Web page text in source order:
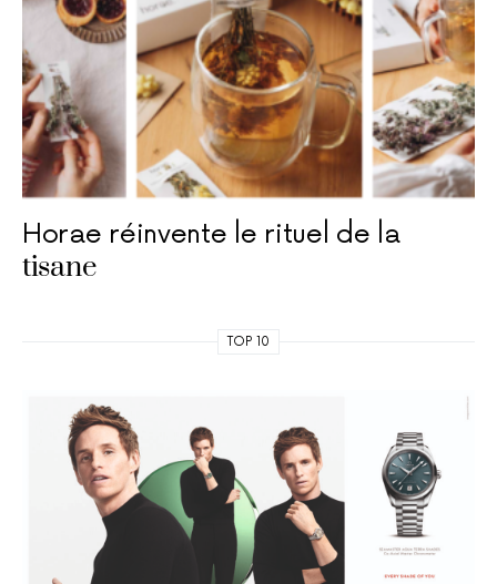
Horae réinvente le rituel de la
tisane
TOP 10